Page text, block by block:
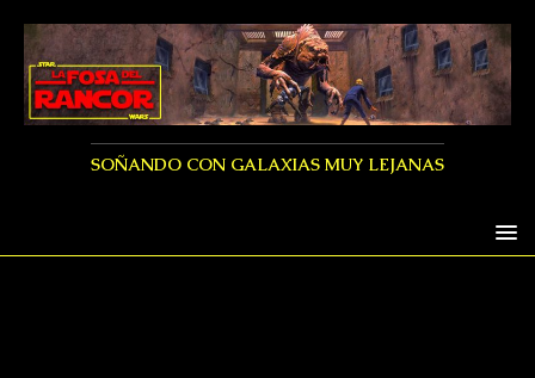
SOÑANDO CON GALAXIAS MUY LEJANAS